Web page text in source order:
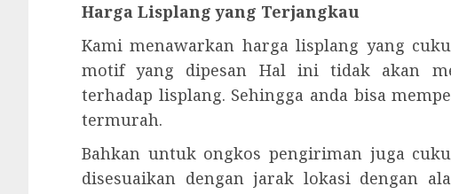
Harga Lisplang yang Terjangkau
Kami menawarkan harga lisplang yang
motif yang dipesan Hal ini tidak akan
terhadap lisplang. Sehingga anda bisa
termurah.
Bahkan untuk ongkos pengiriman juga
disesuaikan dengan jarak lokasi dengan